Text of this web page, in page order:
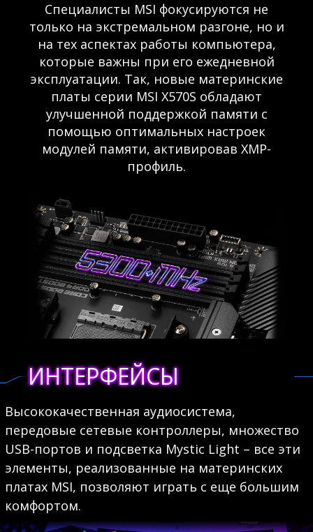
Специалисты MSI фокусируются не
только на экстремальном разгоне, но и
на тех аспектах работы компьютера,
которые важны при его ежедневной
эксплуатации. Так, новые материнские
платы серии MSI X570S обладают
улучшенной поддержкой памяти с
помощью оптимальных настроек
модулей памяти, активировав XMP-
профиль.
ИНТЕРФЕЙСЫ
Высококачественная аудиосистема,
передовые сетевые контроллеры, множество
USB-портов и подсветка Mystic Light – все эти
элементы, реализованные на материнских
платах MSI, позволяют играть с еще большим
комфортом.